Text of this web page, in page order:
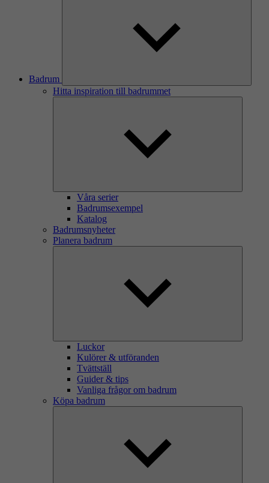
Badrum
Hitta inspiration till badrummet
Våra serier
Badrumsexempel
Katalog
Badrumsnyheter
Planera badrum
Luckor
Kulörer & utföranden
Tvättställ
Guider & tips
Vanliga frågor om badrum
Köpa badrum